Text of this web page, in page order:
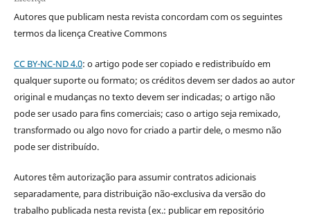
Autores que publicam nesta revista concordam com os seguintes
termos da licença Creative Commons
CC BY-NC-ND 4.0: o artigo pode ser copiado e redistribuído em
qualquer suporte ou formato; os créditos devem ser dados ao autor
original e mudanças no texto devem ser indicadas; o artigo não
pode ser usado para fins comerciais; caso o artigo seja remixado,
transformado ou algo novo for criado a partir dele, o mesmo não
pode ser distribuído.
Autores têm autorização para assumir contratos adicionais
separadamente, para distribuição não-exclusiva da versão do
trabalho publicada nesta revista (ex.: publicar em repositório